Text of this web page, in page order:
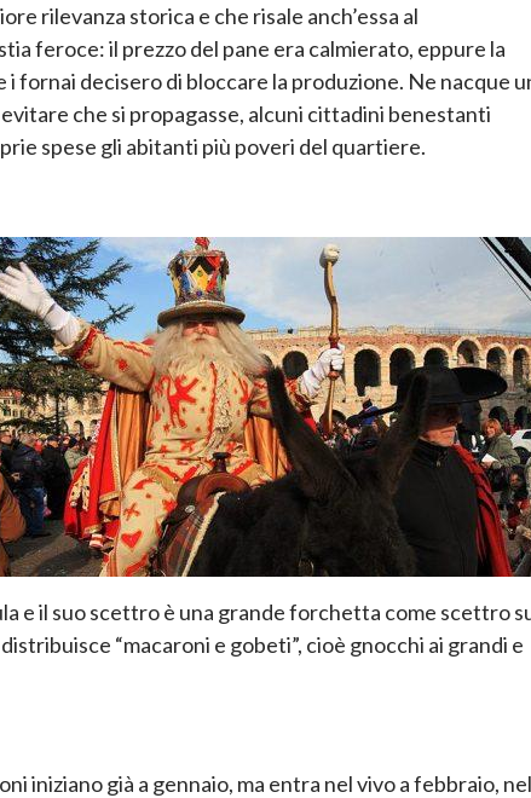
rilevanza storica e che risale anch’essa al
feroce: il prezzo del pane era calmierato, eppure la
fornai decisero di bloccare la produzione. Ne nacque
che si propagasse, alcuni cittadini benestanti
spese gli abitanti più poveri del quartiere.
e il suo scettro è una grande forchetta come scettro
“macaroni e gobeti”, cioè gnocchi ai grandi e
iniziano già a gennaio, ma entra nel vivo a febbraio, nel